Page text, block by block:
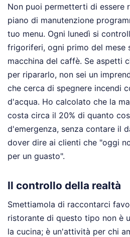
Non puoi permetterti di essere
piano di manutenzione
tuo menu. Ogni lunedì si
frigoriferi, ogni primo del mese
macchina del caffè. Se aspetti
per ripararlo, non sei un
che cerca di spegnere incendi
d'acqua. Ho calcolato che la
costa circa il 20% di quanto
d'emergenza, senza contare il
dover dire ai clienti che "oggi
per un guasto".
Il controllo della realtà
Smettiamola di raccontarci
ristorante di questo tipo non è
la cucina; è un'attività per chi